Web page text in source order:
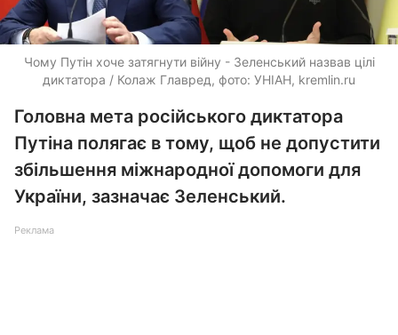
Чому Путін хоче затягнути війну - Зеленський назвав цілі
диктатора / Колаж Главред, фото: УНІАН, kremlin.ru
Головна мета російського диктатора
Путіна полягає в тому, щоб не допустити
збільшення міжнародної допомоги для
України, зазначає Зеленський.
Реклама